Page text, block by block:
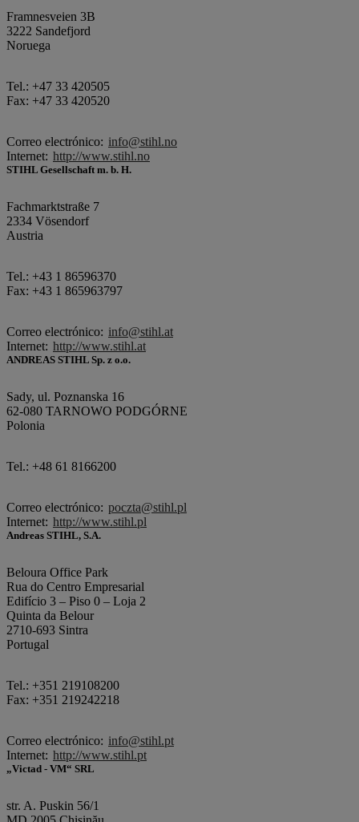
Framnesveien 3B
3222 Sandefjord
Noruega
Tel.: +47 33 420505
Fax: +47 33 420520
Correo electrónico: info@stihl.no
Internet: http://www.stihl.no
STIHL Gesellschaft m. b. H.
Fachmarktstraße 7
2334 Vösendorf
Austria
Tel.: +43 1 86596370
Fax: +43 1 865963797
Correo electrónico: info@stihl.at
Internet: http://www.stihl.at
ANDREAS STIHL Sp. z o.o.
Sady, ul. Poznanska 16
62-080 TARNOWO PODGÓRNE
Polonia
Tel.: +48 61 8166200
Correo electrónico: poczta@stihl.pl
Internet: http://www.stihl.pl
Andreas STIHL, S.A.
Beloura Office Park
Rua do Centro Empresarial
Edifício 3 – Piso 0 – Loja 2
Quinta da Belour
2710-693 Sintra
Portugal
Tel.: +351 219108200
Fax: +351 219242218
Correo electrónico: info@stihl.pt
Internet: http://www.stihl.pt
„Victad - VM“ SRL
str. A. Puskin 56/1